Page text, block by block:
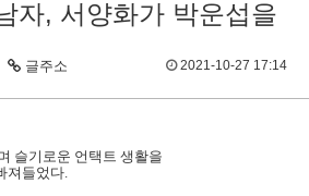
자, 서양화가 박운섭을
글주소 2021-10-27 17:14
슬기로운 언택트 생활을
져들었다.